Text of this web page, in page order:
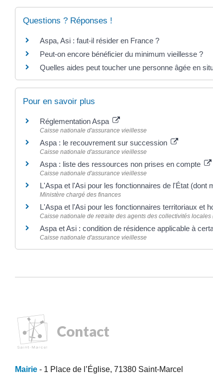
Questions ? Réponses !
Aspa, Asi : faut-il résider en France ?
Peut-on encore bénéficier du minimum vieillesse ?
Quelles aides peut toucher une personne âgée en
Pour en savoir plus
Réglementation Aspa
Caisse nationale d'assurance vieillesse
Aspa : le recouvrement sur succession
Caisse nationale d'assurance vieillesse
Aspa : liste des ressources non prises en compte
Caisse nationale d'assurance vieillesse
L'Aspa et l'Asi pour les fonctionnaires de l'État (dont
Ministère chargé des finances
L'Aspa et l'Asi pour les fonctionnaires territoriaux et
Caisse nationale de retraite des agents des collectivités locales
Aspa et Asi : condition de résidence applicable à
Caisse nationale d'assurance vieillesse
Contact
Mairie - 1 Place de l’Église, 71380 Saint-Marcel